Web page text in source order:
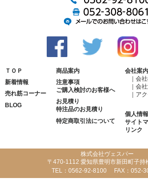
ＴＯＰ
新着情報
売れ筋コーナー
BLOG
商品案内
注意事項
ご購入検討のお客様へ
お見積り
特注品のお見積り
特定商取引法について
会社案内
会
会
ア
個人情
サイト
リンク
株式会社ヴェスパー
〒470-1112 愛知県豊明市新田町子持
TEL： 0562-92-8100 FAX： 052-